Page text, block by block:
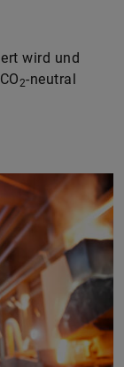
wird und
2-neutral